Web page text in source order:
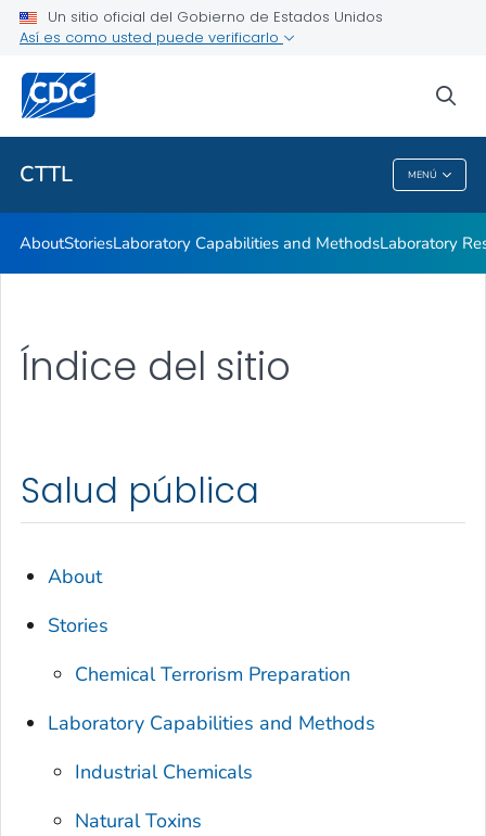
Un sitio oficial del Gobierno de Estados Unidos
Así es como usted puede verificarlo
CTTL MENÚ
Salud pública
CTTL
AboutStoriesLaboratory Capabilities and MethodsLaboratory
Índice del sitio
Salud pública
About
Stories
Chemical Terrorism Preparation
Laboratory Capabilities and Methods
Industrial Chemicals
Natural Toxins